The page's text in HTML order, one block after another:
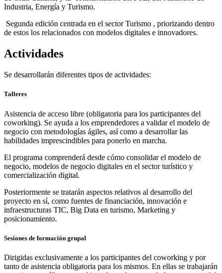
Industria, Energía y Turismo.
Segunda edición centrada en el sector Turismo , priorizando dentro
de estos los relacionados con modelos digitales e innovadores.
Actividades
Se desarrollarán diferentes tipos de actividades:
Talleres
Asistencia de acceso libre (obligatoria para los participantes del
coworking). Se ayuda a los emprendedores a validar el modelo de
negocio con metodologías ágiles, así como a desarrollar las
habilidades imprescindibles para ponerlo en marcha.
El programa comprenderá desde cómo consolidar el modelo de
negocio, modelos de negocio digitales en el sector turístico y
comercialización digital.
Posteriormente se tratarán aspectos relativos al desarrollo del
proyecto en sí, como fuentes de financiación, innovación e
infraestructuras TIC, Big Data en turismo, Marketing y
posicionamiento.
Sesiones de formación grupal
Dirigidas exclusivamente a los participantes del coworking y por
tanto de asistencia obligatoria para los mismos. En ellas se trabajarán